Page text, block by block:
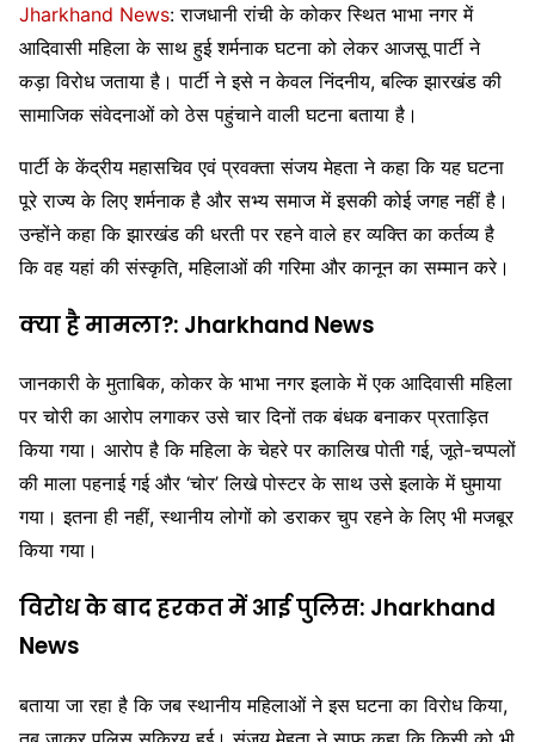
Jharkhand News: राजधानी रांची के कोकर स्थित भाभा नगर में
आदिवासी महिला के साथ हुई शर्मनाक घटना को लेकर आजसू पार्टीने
कड़ा विरोध जताया है। पार्टी ने इसे न केवल निंदनीय, बल्कि झारखंड की
सामाजिक संवेदनाओं को ठेस पहुंचाने वाली घटना बताया है।
पार्टी के केंद्रीय महासचिव एवं प्रवक्तासंजय मेहता ने कहा कि यह घटना
पूरे राज्य के लिए शर्मनाक है और सभ्य समाज में इसकी कोई जगह नहीं है।
उन्होंने कहा कि झारखंड की धरती पर रहने वाले हर व्यक्ति का कर्तव्य है
कि वह यहां की संस्कृति, महिलाओं की गरिमा और कानून का सम्मान करे।
क्या है मामला?: Jharkhand News
जानकारी के मुताबिक, कोकर के भाभा नगर इलाके में एक आदिवासी महिला
पर चोरी का आरोप लगाकर उसे चार दिनों तक बंधक बनाकर प्रताड़ित
किया गया। आरोप है कि महिला के चेहरे पर कालिख पोती गई, जूते-चप्पलों
की माला पहनाई गई और ‘चोर’ लिखे पोस्टर के साथ उसे इलाके में घुमाया
गया। इतना ही नहीं, स्थानीय लोगों को डराकर चुप रहने के लिए भी मजबूर
किया गया।
विरोध के बाद हरकत में आई पुलिस: Jharkhand
News
बताया जा रहा है कि जब स्थानीय महिलाओं ने इस घटना का विरोध किया,